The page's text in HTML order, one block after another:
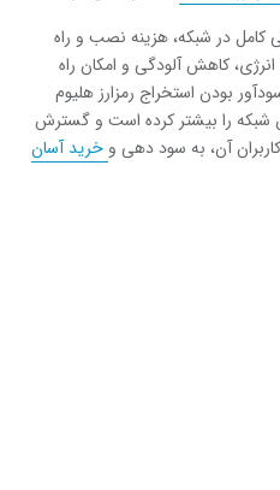
در شبکه، هزینه نصب و راه
کاهش آلودگی و امکان راه
بودن استخراج رمزارز هلیوم
شبکه را بیشتر کرده است و گسترش
آن، به سود دهی و خرید آسان